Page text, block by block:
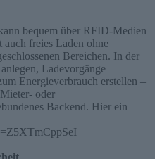
bequem über RFID-Medien
freies Laden ohne
Bereichen. In der
Ladevorgänge
Energieverbrauch erstellen –
oder
Backend. Hier ein